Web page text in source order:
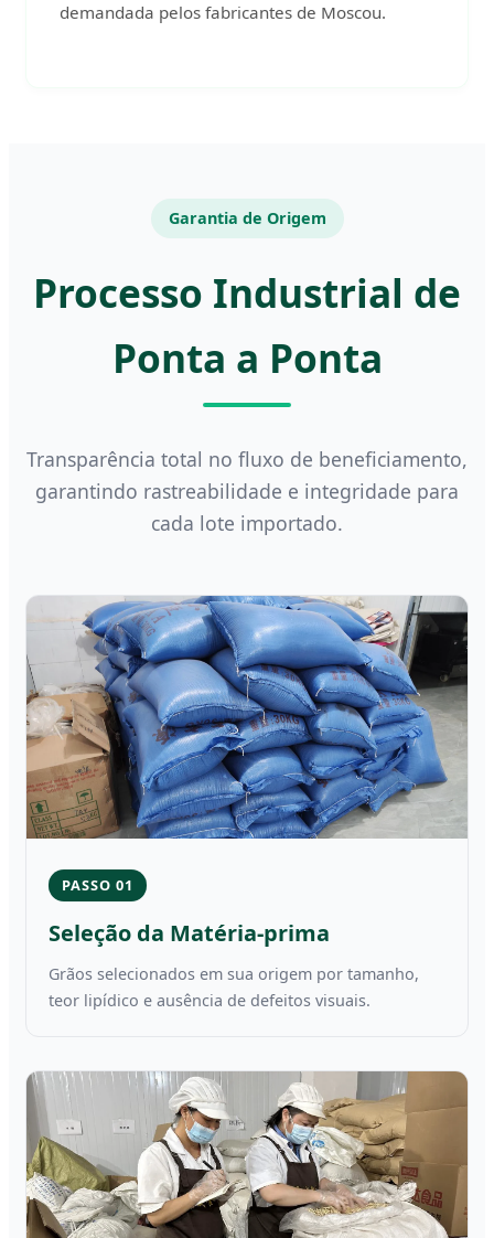
demandada pelos fabricantes de Moscou.
Garantia de Origem
Processo Industrial de
Ponta a Ponta
Transparência total no fluxo de beneficiamento,
garantindo rastreabilidade e integridade para
cada lote importado.
PASSO 01
Seleção da Matéria-prima
Grãos selecionados em sua origem por tamanho,
teor lipídico e ausência de defeitos visuais.